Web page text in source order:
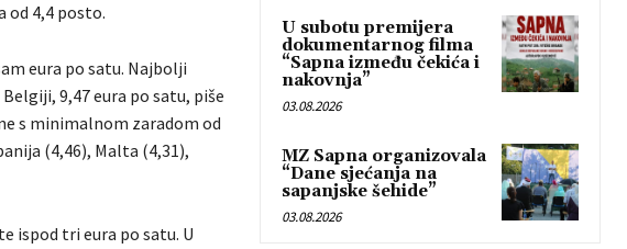
od 4,4 posto.
eura po satu. Najbolji
9,47 eura po satu, piše
s minimalnom zaradom od
(4,46), Malta (4,31),
ispod tri eura po satu. U
U subotu premijera
dokumentarnog filma
“Sapna između čekića i
nakovnja”
03.08.2026
MZ Sapna organizovala
“Dane sjećanja na
sapanjske šehide”
03.08.2026